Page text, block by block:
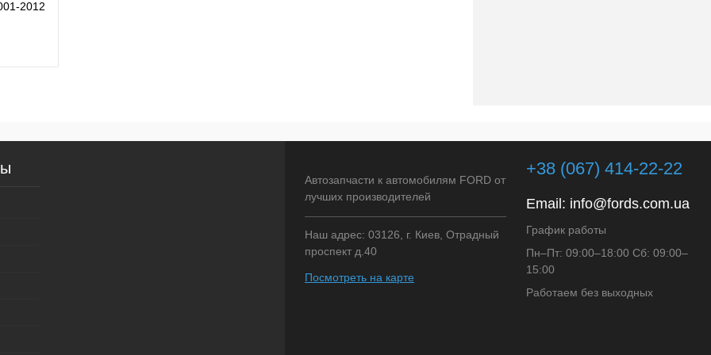
2012
Автозапчасти к автомобилям FORD от
лучших производителей
Наш адрес: 03126, г. Киев, Отрадный
проспект д.40
Посмотреть на карте
+38 (067) 414-22-22
Email: info@fords.com.ua
График работы
Пн–Пт: 09:00–18:00 Сб: 09:00–
15:00
Работаем без выходных